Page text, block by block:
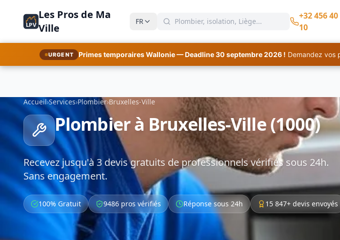
LPV
Les Pros de Ma
Ville
FR
+32 456 40
10
URGENT Primes temporaires Wallonie — Deadline 30 septembre 2026 ! Demandez vos
Accueil›Services›Plombier›Bruxelles-Ville
Plombier à Bruxelles-Ville (1000)
Recevez jusqu'à 3 devis gratuits de professionnels vérifiés sous 24h.
Sans engagement.
100% Gratuit 9486 pros vérifiés Réponse sous 24h 15 847+ devis envoyés